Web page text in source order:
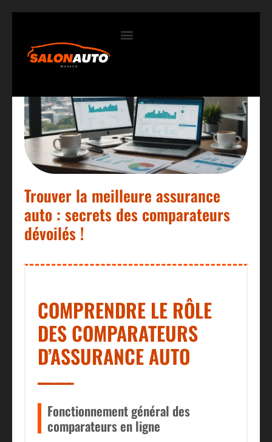
Trouver la meilleure assurance
auto : secrets des comparateurs
dévoilés !
COMPRENDRE LE RÔLE
DES COMPARATEURS
D’ASSURANCE AUTO
Fonctionnement général des
comparateurs en ligne